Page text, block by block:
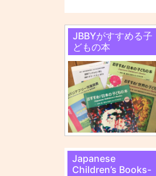
JBBYがすすめる子
どもの本
Japanese
Children’s Books-